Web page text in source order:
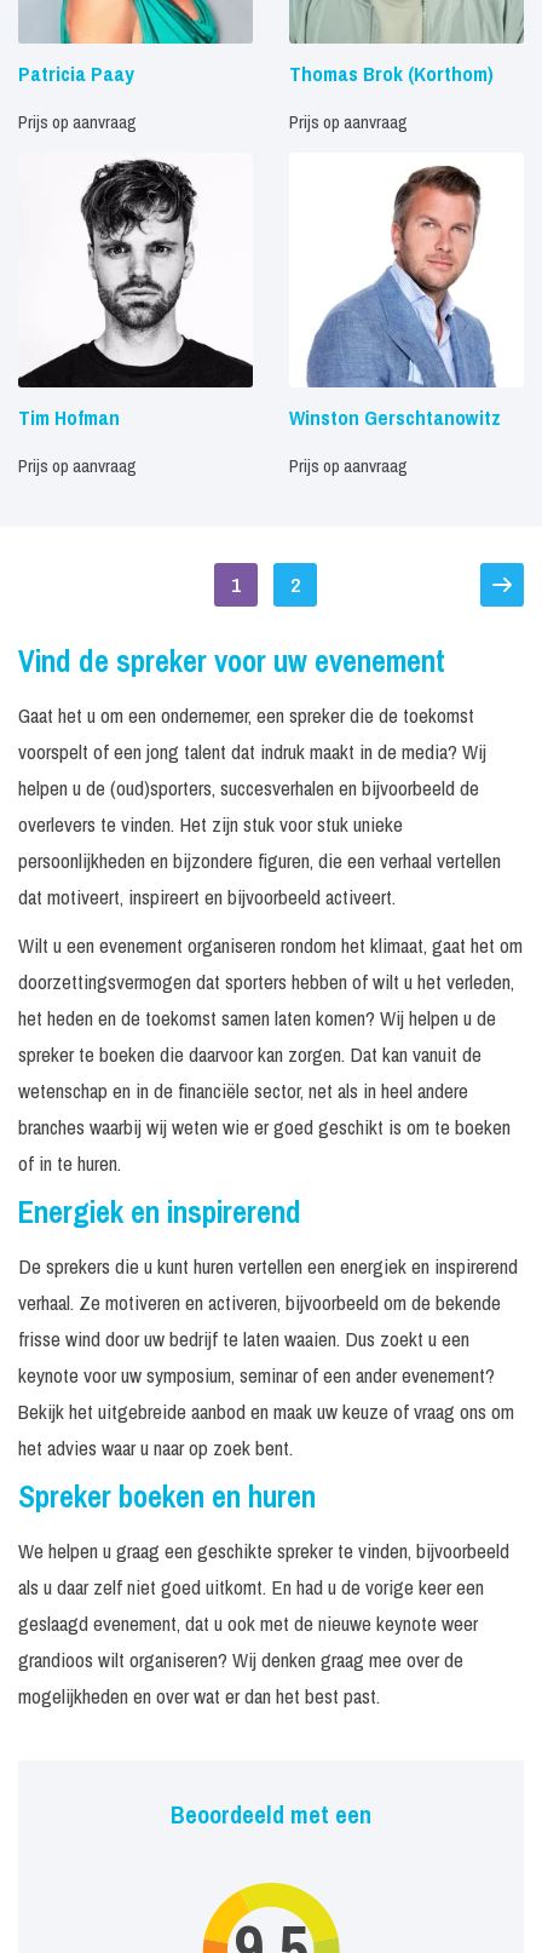
Patricia Paay
Prijs op aanvraag
Thomas Brok (Korthom)
Prijs op aanvraag
Tim Hofman
Prijs op aanvraag
Winston Gerschtanowitz
Prijs op aanvraag
1 2
Vind de spreker voor uw evenement
Gaat het u om een ondernemer, een spreker die de toekomst
voorspelt of een jong talent dat indruk maakt in de media? Wij
helpen u de (oud)sporters, succesverhalen en bijvoorbeeld de
overlevers te vinden. Het zijn stuk voor stuk unieke
persoonlijkheden en bijzondere figuren, die een verhaal vertellen
dat motiveert, inspireert en bijvoorbeeld activeert.
Wilt u een evenement organiseren rondom het klimaat, gaat het om
doorzettingsvermogen dat sporters hebben of wilt u het verleden,
het heden en de toekomst samen laten komen? Wij helpen u de
spreker te boeken die daarvoor kan zorgen. Dat kan vanuit de
wetenschap en in de financiële sector, net als in heel andere
branches waarbij wij weten wie er goed geschikt is om te boeken
of in te huren.
Energiek en inspirerend
De sprekers die u kunt huren vertellen een energiek en inspirerend
verhaal. Ze motiveren en activeren, bijvoorbeeld om de bekende
frisse wind door uw bedrijf te laten waaien. Dus zoekt u een
keynote voor uw symposium, seminar of een ander evenement?
Bekijk het uitgebreide aanbod en maak uw keuze of vraag ons om
het advies waar u naar op zoek bent.
Spreker boeken en huren
We helpen u graag een geschikte spreker te vinden, bijvoorbeeld
als u daar zelf niet goed uitkomt. En had u de vorige keer een
geslaagd evenement, dat u ook met de nieuwe keynote weer
grandioos wilt organiseren? Wij denken graag mee over de
mogelijkheden en over wat er dan het best past.
Beoordeeld met een